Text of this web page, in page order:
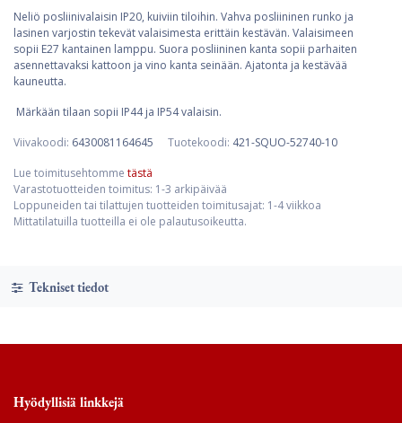
Neliö posliinivalaisin IP20, kuiviin tiloihin. Vahva posliininen runko ja
lasinen varjostin tekevät valaisimesta erittäin kestävän. Valaisimeen
sopii E27 kantainen lamppu. Suora posliininen kanta sopii parhaiten
asennettavaksi kattoon ja vino kanta seinään. Ajatonta ja kestävää
kauneutta.
Märkään tilaan sopii IP44 ja IP54 valaisin.
Viivakoodi: 6430081164645 Tuotekoodi: 421-SQUO-52740-10
Lue toimitusehtomme tästä
Varastotuotteiden toimitus: 1-3 arkipäivää
Loppuneiden tai tilattujen tuotteiden toimitusajat: 1-4 viikkoa
Mittatilatuilla tuotteilla ei ole palautusoikeutta.
Tekniset tiedot
Hyödyllisiä linkkejä